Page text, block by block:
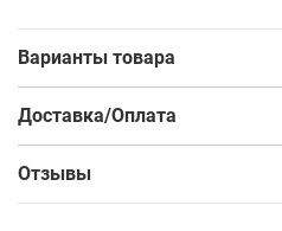
Варианты товара
Доставка/Оплата
Отзывы